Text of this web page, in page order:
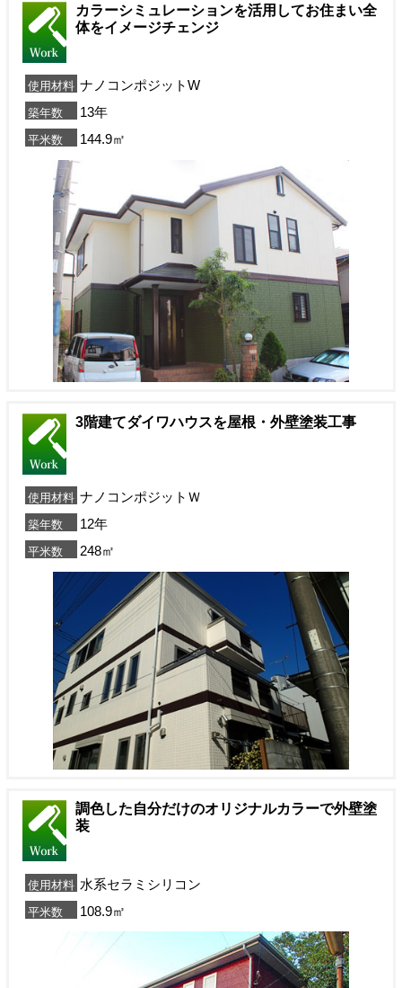
カラーシミュレーションを活用してお住まい全
体をイメージチェンジ
使用材料 ナノコンポジットW
築年数 13年
平米数 144.9㎡
3階建てダイワハウスを屋根・外壁塗装工事
使用材料 ナノコンポジットＷ
築年数 12年
平米数 248㎡
調色した自分だけのオリジナルカラーで外壁塗
装
使用材料 水系セラミシリコン
平米数 108.9㎡